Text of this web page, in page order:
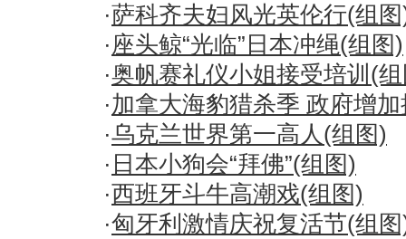
·萨科齐夫妇风光英伦行(组
·座头鲸“光临”日本冲绳(组图)
·奥帆赛礼仪小姐接受培训(
·加拿大海豹猎杀季 政府增
·乌克兰世界第一高人(组图)
· 日本小狗会“拜佛”(组图)
·西班牙斗牛高潮戏(组图)
·匈牙利激情庆祝复活节(组